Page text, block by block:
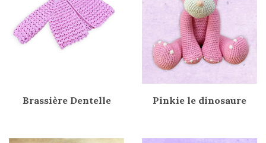
Brassière Dentelle Pinkie le dinosaure